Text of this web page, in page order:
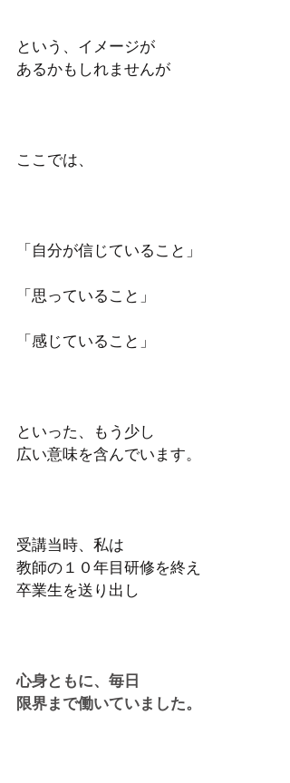
という、イメージが
あるかもしれませんが
ここでは、
「自分が信じていること」
「思っていること」
「感じていること」
といった、もう少し
広い意味を含んでいます。
受講当時、私は
教師の１０年目研修を終え
卒業生を送り出し
心身ともに、毎日
限界まで働いていました。